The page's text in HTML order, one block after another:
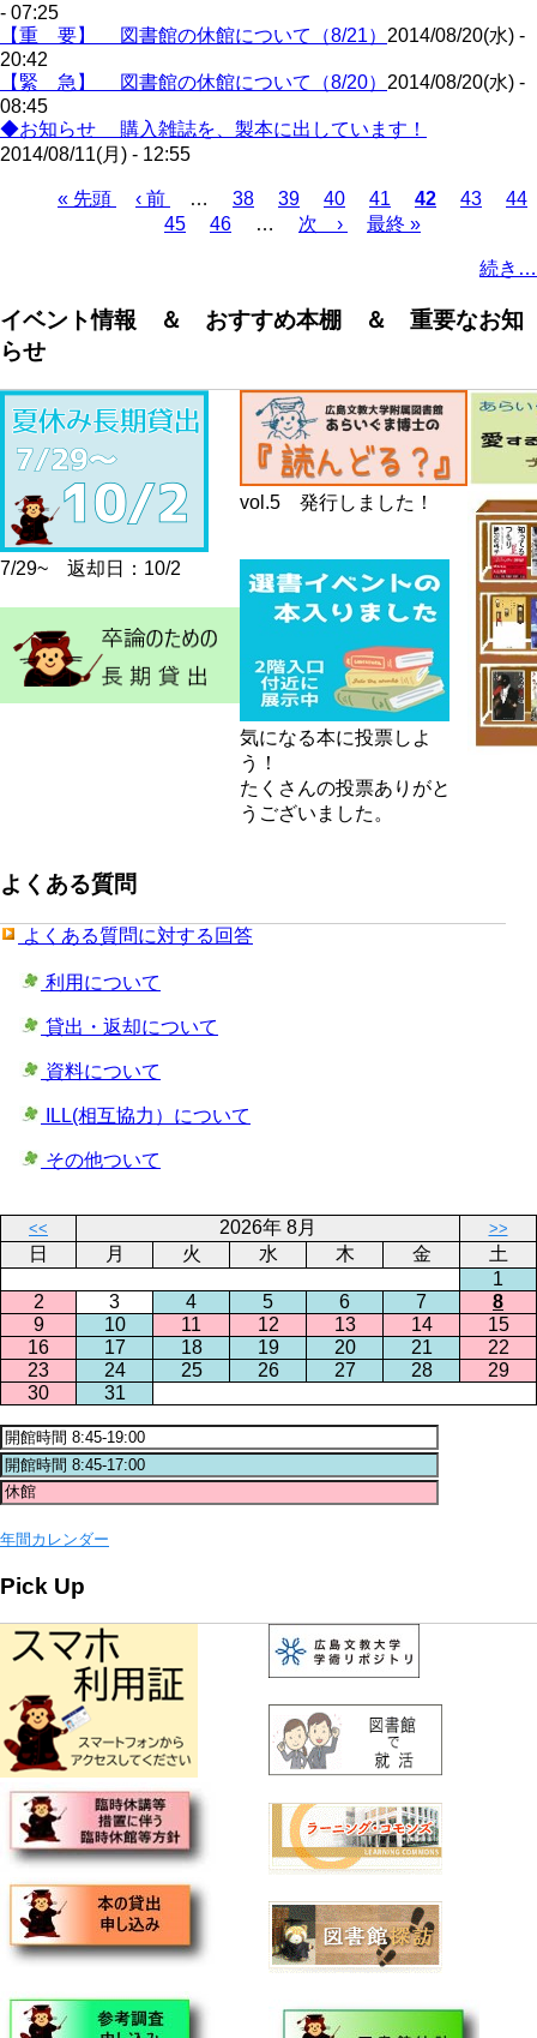
- 07:25
【重 要】 図書館の休館について（8/21） 2014/08/20(水) -
20:42
【緊 急】 図書館の休館について（8/20） 2014/08/20(水) -
08:45
◆お知らせ 購入雑誌を、製本に出しています！
2014/08/11(月) - 12:55
り
先
« 先頭
前
‹ 前 … Page
38 Page
39 Page
40 Page
41
カ
レ
ー
42 Page
43
44
Page
45 Page
46 …
次
次 ›
最
ジ
最終 »
続き…
イベント情報 ＆ おすすめ本棚 ＆ 重要なお知
らせ
7/29~ 返却日：10/2
vol.5 発行しました！
気になる本に投票しよ
う！
たくさんの投票ありがと
うございました。
よくある質問
よくある質問に対する回答
利用について
貸出・返却について
資料について
ILL(相互協力）について
その他ついて
<< 2026年 8月 >>
日 月 火 水 木 金
土
1
2
3 4 5 6 7
8
9
10 11 12 13 14
15
16
17 18 19 20 21
22
23
24 25 26 27 28
29
30
31
年間カレンダー
Pick Up